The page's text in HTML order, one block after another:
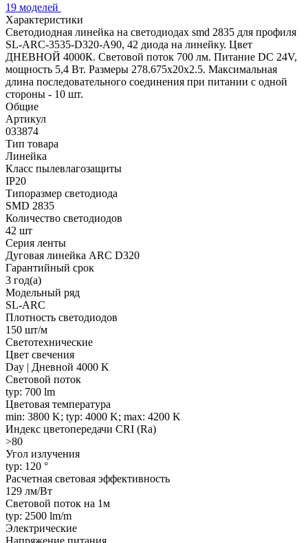
19 моделей
Характеристики
Светодиодная линейка на светодиодах smd 2835 для профиля
SL-ARC-3535-D320-A90, 42 диода на линейку. Цвет
ДНЕВНОЙ 4000К. Световой поток 700 лм. Питание DC 24V,
мощность 5,4 Вт. Размеры 278.675х20х2.5. Максимальная
длина последовательного соединения при питании с одной
стороны - 10 шт.
Общие
Артикул
033874
Тип товара
Линейка
Класс пылевлагозащиты
IP20
Типоразмер светодиода
SMD 2835
Количество светодиодов
42 шт
Серия ленты
Дуговая линейка ARC D320
Гарантийный срок
3 год(а)
Модельный ряд
SL-ARC
Плотность светодиодов
150 шт/м
Светотехнические
Цвет свечения
Day | Дневной 4000 K
Световой поток
typ: 700 lm
Цветовая температура
min: 3800 K; typ: 4000 K; max: 4200 K
Индекс цветопередачи CRI (Ra)
>80
Угол излучения
typ: 120 °
Расчетная световая эффективность
129 лм/Вт
Световой поток на 1м
typ: 2500 lm/m
Электрические
Напряжение питания